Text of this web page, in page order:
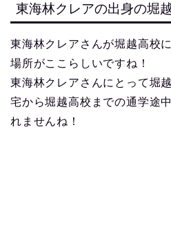
東海林クレアの出身の堀
東海林クレアさんが堀越高校
場所がここらしいですね！
東海林クレアさんにとって堀
宅から堀越高校までの通学途
れませんね！